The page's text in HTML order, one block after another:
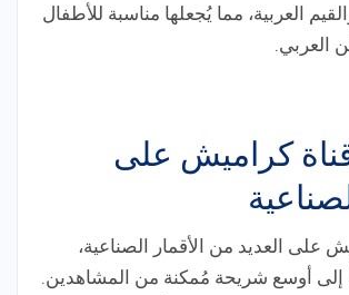
العربية، مما يُجعلها مناسبة للأطفال
العربي.
كراميش على
على العديد من الأقمار الصناعية،
إلى أوسع شريحة مُمكنة من المشاهدين.